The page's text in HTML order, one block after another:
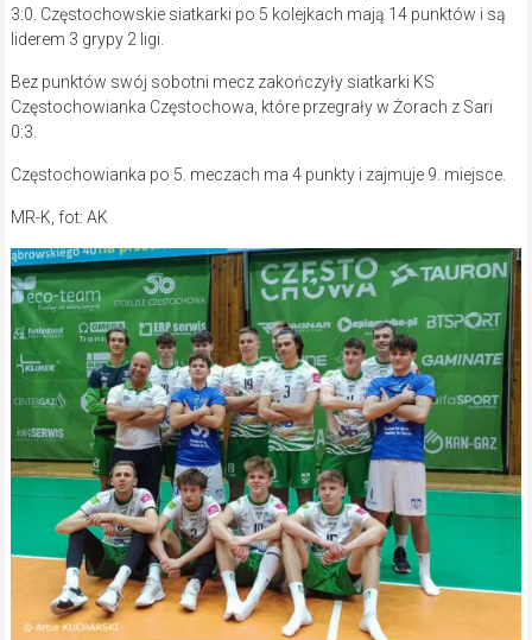
3:0. Częstochowskie siatkarki po 5 kolejkach mają 14 punktów i są
liderem 3 grypy 2 ligi.
Bez punktów swój sobotni mecz zakończyły siatkarki KS
Częstochowianka Częstochowa, które przegrały w Żorach z Sari
0:3.
Częstochowianka po 5. meczach ma 4 punkty i zajmuje 9. miejsce.
MR-K, fot: AK